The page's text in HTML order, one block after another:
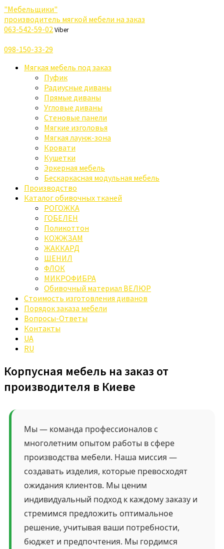
"Мебельщики"
производитель мягкой мебели на заказ
063-542-59-02Viber
098-150-33-29
Мягкая мебель под заказ
Пуфик
Радиусные диваны
Прямые диваны
Угловые диваны
Стеновые панели
Мягкие изголовья
Мягкая лаунж-зона
Кровати
Кушетки
Эркерная мебель
Бескаркасная модульная мебель
Производство
Каталог обивочных тканей
РОГОЖКА
ГОБЕЛЕН
Поликоттон
КОЖЖЗАМ
ЖАККАРД
ШЕНИЛ
ФЛОК
МИКРОФИБРА
Обивочный материал ВЕЛЮР
Стоимость изготовления диванов
Порядок заказа мебели
Вопросы-Ответы
Контакты
UA
RU
Корпусная мебель на заказ от
производителя в Киеве
Мы — команда профессионалов с
многолетним опытом работы в сфере
производства мебели. Наша миссия —
создавать изделия, которые превосходят
ожидания клиентов. Мы ценим
индивидуальный подход к каждому заказу и
стремимся предложить оптимальное
решение, учитывая ваши потребности,
бюджет и предпочтения. Мы гордимся